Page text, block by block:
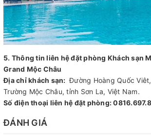
5. Thông tin liên hệ đặt phòng Khách sạn
Grand Mộc Châu
Địa chỉ khách sạn: Đường Hoàng Quốc
Trường Mộc Châu, tỉnh Sơn La, Việt Nam.
Số điện thoại liên hệ đặt phòng:
ĐÁNH GIÁ